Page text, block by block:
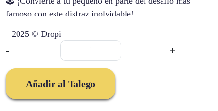
famoso con este disfraz inolvidable!
2025 © Dropi
-
Disfraz
Cuadrado
Calamar
+
Añadir al Talego